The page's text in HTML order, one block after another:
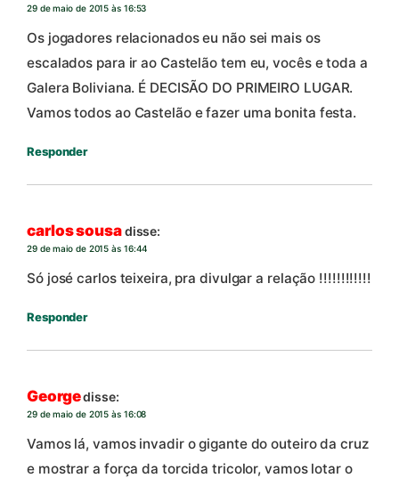
29 de maio de 2015 às 16:53
Os jogadores relacionados eu não sei mais os
escalados para ir ao Castelão tem eu, vocês e toda a
Galera Boliviana. É DECISÃO DO PRIMEIRO LUGAR.
Vamos todos ao Castelão e fazer uma bonita festa.
Responder
carlos sousadisse:
29 de maio de 2015 às 16:44
Só josé carlos teixeira, pra divulgar a relação !!!!!!!!!!!!
Responder
Georgedisse:
29 de maio de 2015 às 16:08
Vamos lá, vamos invadir o gigante do outeiro da cruz
e mostrar a força da torcida tricolor, vamos lotar o